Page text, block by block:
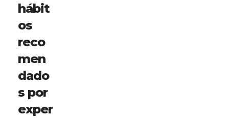
hábit
os
reco
men
dado
s por
exper